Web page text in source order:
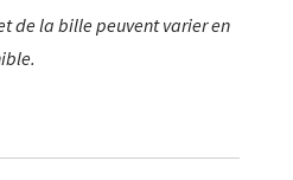
de la bille peuvent varier en